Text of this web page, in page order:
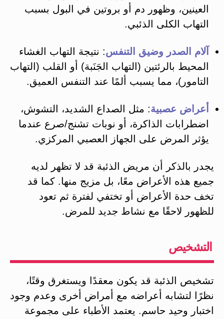
العينين، وظهور دم أو بروتين في البول بسبب
التهاب الكلى الذئبي.
آلام الصدر وضيق التنفس: نتيجة التهاب الغشاء
المحيط بالرئتين (التهاب الجَنَبة) أو القلب (التهاب
التامور)، مما يسبب ألمًا عند التنفس العميق​.
أعراض عصبية: مثل الصداع الشديد، التشوش،
اضطرابات الذاكرة، أو نوبات تشنج/صرع عندما
يؤثر المرض على الجهاز العصبي المركزي​.
يجدر بالذكر أن مريض الذئبة قد لا تظهر لديه
جميع هذه الأعراض معًا، بل مزيج منها. كما قد
تخف حدة الأعراض أو تختفي لفترة ثم تعود
للظهور لاحقًا مع نشاط جديد للمرض​.
التشخيص
تشخيص الذئبة قد يكون معقدًا ويستغرق وقتًا،
نظرًا لتشابه أعراضه مع أمراض أخرى وعدم وجود
اختبار وحيد حاسم. يعتمد الأطباء على مجموعة